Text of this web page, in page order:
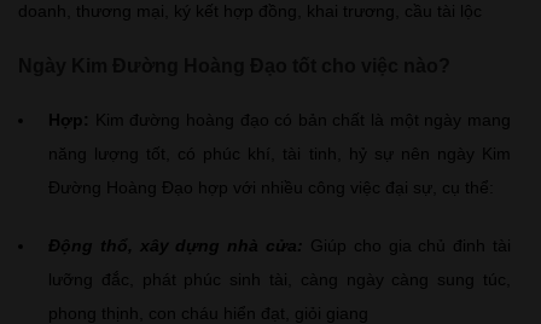
doanh, thương mại, ký kết hợp đồng, khai trương, cầu tài lộc
Hợp: Kim đường hoàng đạo có bản chất là một ngày mang
năng lượng tốt, có phúc khí, tài tinh, hỷ sự nên ngày Kim
Đường Hoàng Đạo hợp với nhiều công việc đại sự, cụ thể:
Động thổ, xây dựng nhà cửa: Giúp cho gia chủ đinh tài
lưỡng đắc, phát phúc sinh tài, càng ngày càng sung túc,
phong thịnh, con cháu hiển đạt, giỏi giang